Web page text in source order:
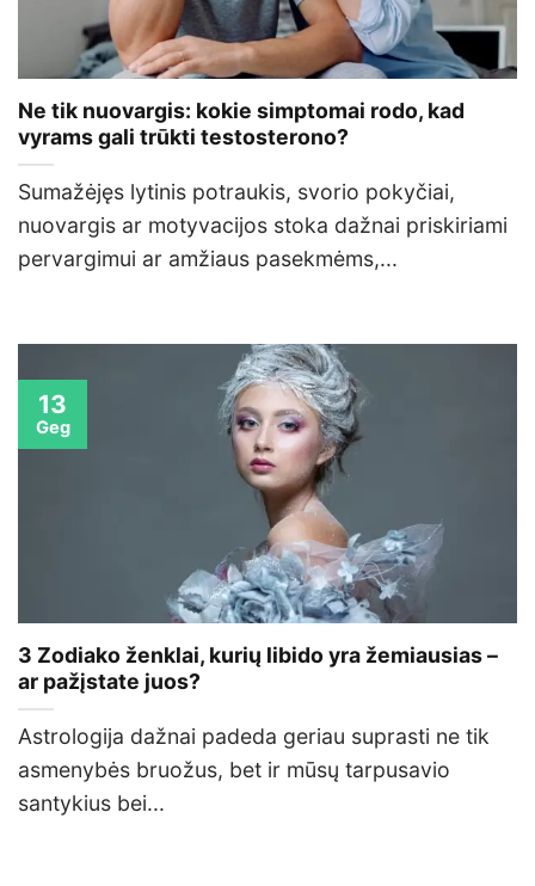
Ne tik nuovargis: kokie simptomai rodo, kad
vyrams gali trūkti testosterono?
Sumažėjęs lytinis potraukis, svorio pokyčiai,
nuovargis ar motyvacijos stoka dažnai priskiriami
pervargimui ar amžiaus pasekmėms,...
3 Zodiako ženklai, kurių libido yra žemiausias –
ar pažįstate juos?
Astrologija dažnai padeda geriau suprasti ne tik
asmenybės bruožus, bet ir mūsų tarpusavio
santykius bei...
13
Geg